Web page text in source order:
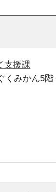
支援課
くみかん5